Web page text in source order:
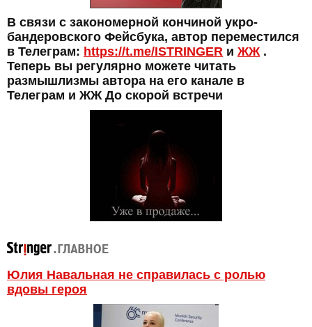
В связи с закономерной кончиной укро-
бандеровского Фейсбука, автор переместился
в Телеграм: https://t.me/ISTRINGER и ЖЖ .
Теперь вы регулярно можете читать
размышлизмы автора на его канале в
Телеграм и ЖЖ До скорой встречи
Юлия Навальная не справилась с ролью
вдовы героя